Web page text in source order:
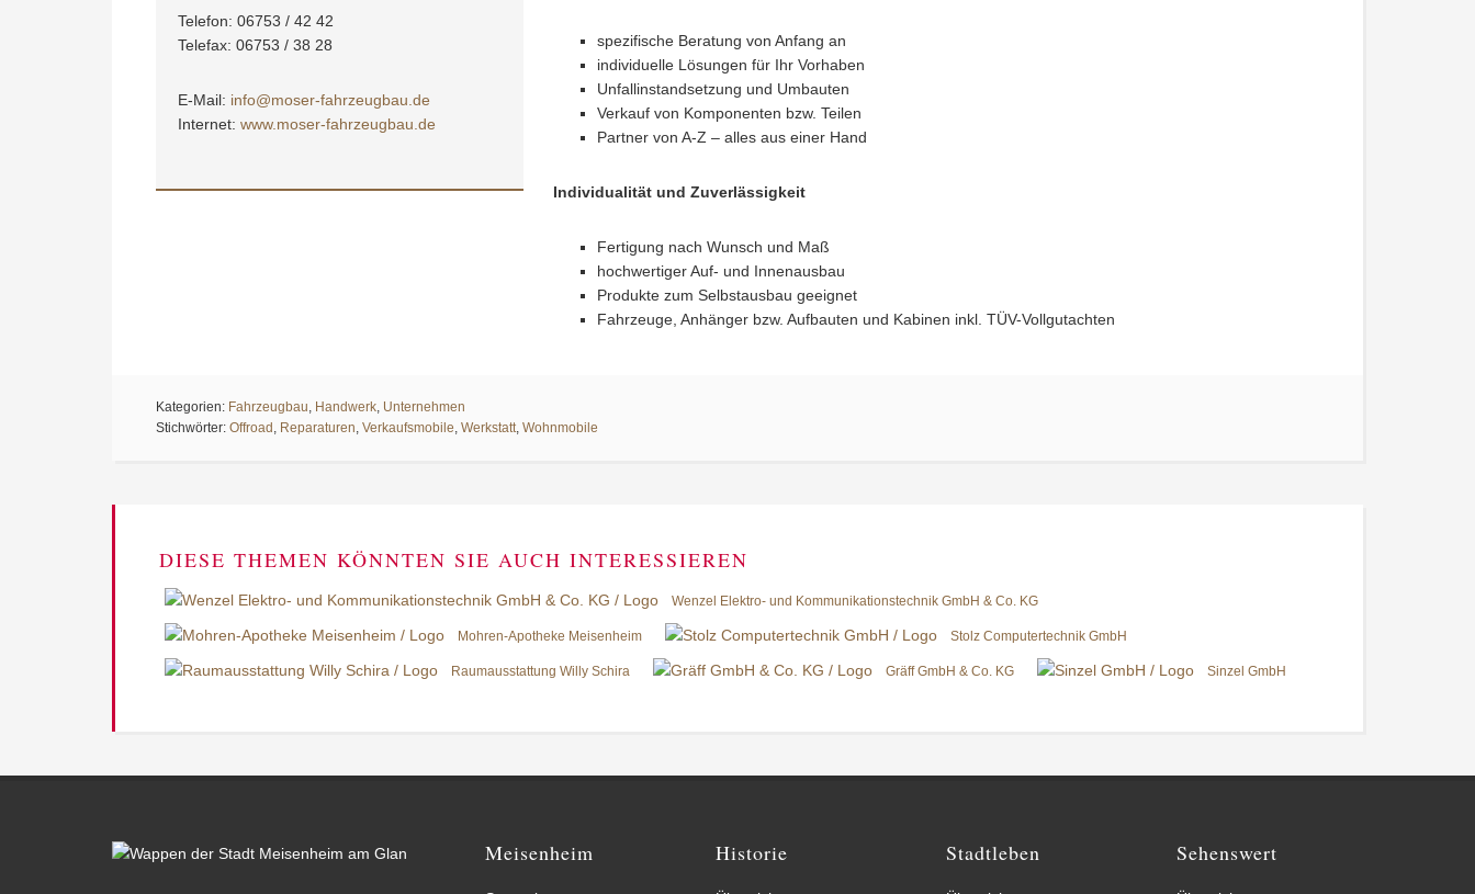
Telefon: 06753 / 42 42
Telefax: 06753 / 38 28
E-Mail: info@moser-fahrzeugbau.de
Internet: www.moser-fahrzeugbau.de
spezifische Beratung von Anfang an
individuelle Lösungen für Ihr Vorhaben
Unfallinstandsetzung und Umbauten
Verkauf von Komponenten bzw. Teilen
Partner von A-Z – alles aus einer Hand
Individualität und Zuverlässigkeit
Fertigung nach Wunsch und Maß
hochwertiger Auf- und Innenausbau
Produkte zum Selbstausbau geeignet
Fahrzeuge, Anhänger bzw. Aufbauten und Kabinen inkl. TÜV-Vollgutachten
Kategorien: Fahrzeugbau, Handwerk, Unternehmen
Stichwörter: Offroad , Reparaturen, Verkaufsmobile, Werkstatt, Wohnmobile
DIESE THEMEN KÖNNTEN SIE AUCH INTERESSIEREN
Wenzel Elektro- und Kommunikationstechnik GmbH & Co. KG
Mohren-Apotheke Meisenheim Stolz Computertechnik GmbH
Raumausstattung Willy Schira Gräff GmbH & Co. KG Sinzel GmbH
Meisenheim Historie Stadtleben Sehenswert